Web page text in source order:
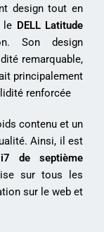
design tout en
le DELL Latitude
Son design
remarquable,
principalement
renforcée
contenu et un
Ainsi, il est
de septième
sur tous les
sur le web et